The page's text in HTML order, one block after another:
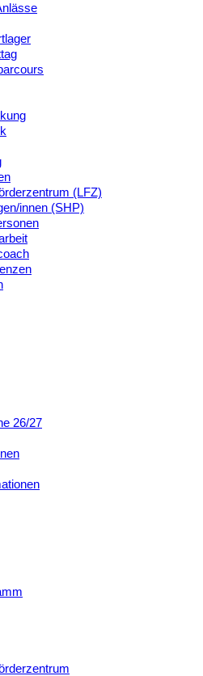
(LFZ)
innen (SHP)
26/27